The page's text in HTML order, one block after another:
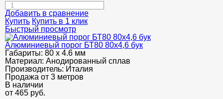
Добавить в сравнение
Купить Купить в 1 клик
Быстрый просмотр
Алюминиевый порог БТ80 80х4,6 бук
Габариты: 80 х 4.6 мм
Материал: Анодированный сплав
Производитель: Италия
Продажа от 3 метров
В наличии
от 465 руб.